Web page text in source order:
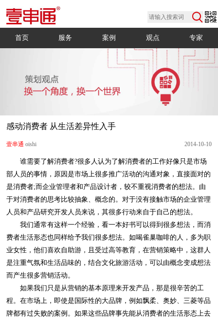
首页 服务 案例 观点 专家
感动消费者 从生活差异性入手
2014-10-10
壹串通 oishi
人员和产品研究开发人员来说，其很多行动来自于自己的想法。
而产生很多营销活动。